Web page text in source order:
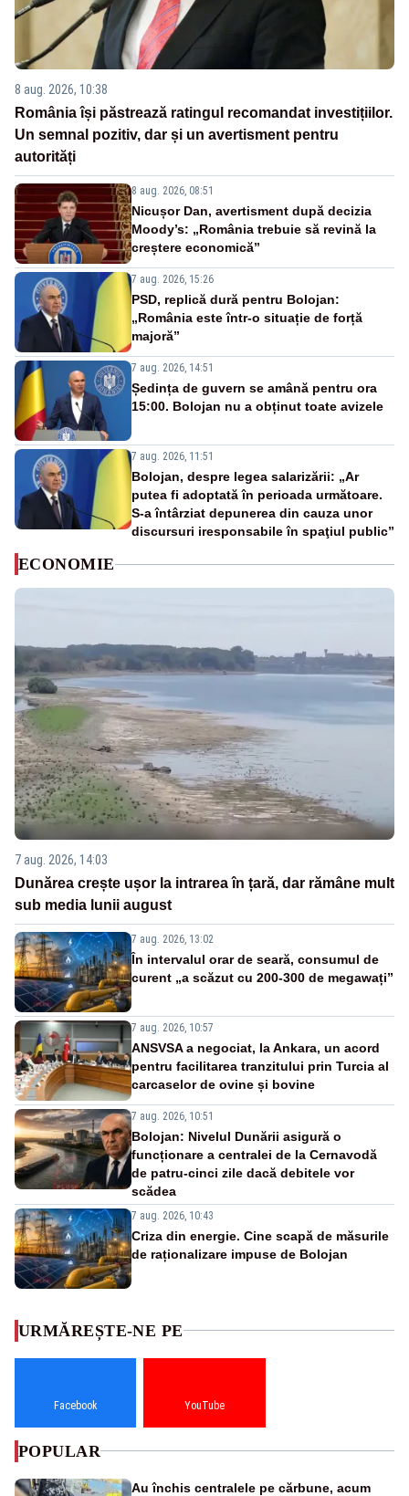
8 aug. 2026, 10:38
România își păstrează ratingul recomandat investițiilor.
Un semnal pozitiv, dar și un avertisment pentru
autorități
8 aug. 2026, 08:51
Nicușor Dan, avertisment după decizia
Moody’s: „România trebuie să revină la
creștere economică”
7 aug. 2026, 15:26
PSD, replică dură pentru Bolojan:
„România este într-o situație de forță
majoră”
7 aug. 2026, 14:51
Ședința de guvern se amână pentru ora
15:00. Bolojan nu a obținut toate avizele
7 aug. 2026, 11:51
Bolojan, despre legea salarizării: „Ar
putea fi adoptată în perioada următoare.
S-a întârziat depunerea din cauza unor
discursuri iresponsabile în spaţiul public”
ECONOMIE
7 aug. 2026, 14:03
Dunărea crește ușor la intrarea în țară, dar rămâne mult
sub media lunii august
7 aug. 2026, 13:02
În intervalul orar de seară, consumul de
curent „a scăzut cu 200-300 de megawați”
7 aug. 2026, 10:57
ANSVSA a negociat, la Ankara, un acord
pentru facilitarea tranzitului prin Turcia al
carcaselor de ovine și bovine
7 aug. 2026, 10:51
Bolojan: Nivelul Dunării asigură o
funcționare a centralei de la Cernavodă
de patru-cinci zile dacă debitele vor
scădea
7 aug. 2026, 10:43
Criza din energie. Cine scapă de măsurile
de raționalizare impuse de Bolojan
URMĂREȘTE-NE PE
Facebook YouTube
POPULAR
Au închis centralele pe cărbune, acum